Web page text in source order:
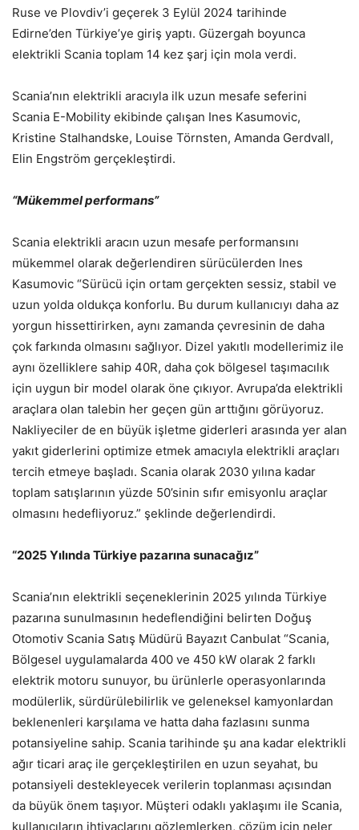
Ruse ve Plovdiv’i geçerek 3 Eylül 2024 tarihinde
Edirne’den Türkiye’ye giriş yaptı. Güzergah boyunca
elektrikli Scania toplam 14 kez şarj için mola verdi.
Scania’nın elektrikli aracıyla ilk uzun mesafe seferini
Scania E-Mobility ekibinde çalışan Ines Kasumovic,
Kristine Stalhandske, Louise Törnsten, Amanda Gerdvall,
Elin Engström gerçekleştirdi.
“Mükemmel performans”
Scania elektrikli aracın uzun mesafe performansını
mükemmel olarak değerlendiren sürücülerden Ines
Kasumovic “Sürücü için ortam gerçekten sessiz, stabil ve
uzun yolda oldukça konforlu. Bu durum kullanıcıyı daha az
yorgun hissettirirken, aynı zamanda çevresinin de daha
çok farkında olmasını sağlıyor. Dizel yakıtlı modellerimiz ile
aynı özelliklere sahip 40R, daha çok bölgesel taşımacılık
için uygun bir model olarak öne çıkıyor. Avrupa’da elektrikli
araçlara olan talebin her geçen gün arttığını görüyoruz.
Nakliyeciler de en büyük işletme giderleri arasında yer alan
yakıt giderlerini optimize etmek amacıyla elektrikli araçları
tercih etmeye başladı. Scania olarak 2030 yılına kadar
toplam satışlarının yüzde 50’sinin sıfır emisyonlu araçlar
olmasını hedefliyoruz.” şeklinde değerlendirdi.
“2025 Yılında Türkiye pazarına sunacağız”
Scania’nın elektrikli seçeneklerinin 2025 yılında Türkiye
pazarına sunulmasının hedeflendiğini belirten Doğuş
Otomotiv Scania Satış Müdürü Bayazıt Canbulat “Scania,
Bölgesel uygulamalarda 400 ve 450 kW olarak 2 farklı
elektrik motoru sunuyor, bu ürünlerle operasyonlarında
modülerlik, sürdürülebilirlik ve geleneksel kamyonlardan
beklenenleri karşılama ve hatta daha fazlasını sunma
potansiyeline sahip. Scania tarihinde şu ana kadar elektrikli
ağır ticari araç ile gerçekleştirilen en uzun seyahat, bu
potansiyeli destekleyecek verilerin toplanması açısından
da büyük önem taşıyor. Müşteri odaklı yaklaşımı ile Scania,
kullanıcıların ihtiyaçlarını gözlemlerken, çözüm için neler